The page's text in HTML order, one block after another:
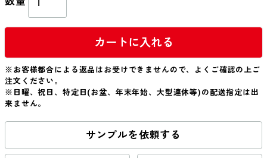
カートに入れる
※お客様都合による返品はお受けできませんので、よくご確認の上ご
注文ください。
※日曜、祝日、特定日(お盆、年末年始、大型連休等)の配送指定は出
来ません。
サンプルを依頼する